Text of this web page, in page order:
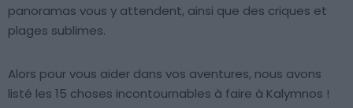
panoramas vous y attendent, ainsi que des criques et
plages sublimes.
Alors pour vous aider dans vos aventures, nous avons
listé les 15 choses incontournables à faire à Kalymnos !